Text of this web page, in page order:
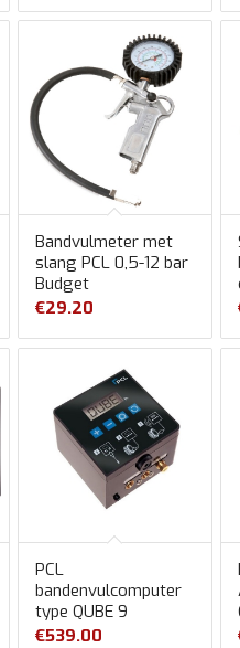
Bandvulmeter met
slang PCL 0,5-12 bar
Budget
€29.20
PCL
bandenvulcomputer
type QUBE 9
€539.00